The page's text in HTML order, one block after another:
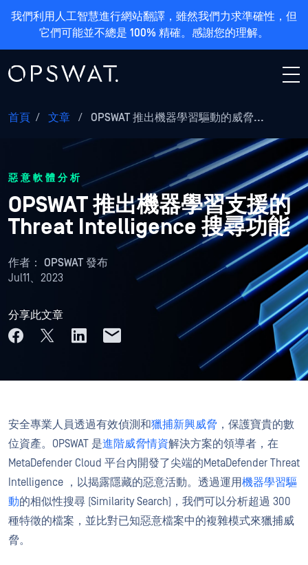
我們利用人工智慧進行網站翻譯，雖然我們力求準確性，但
它們可能並不總是 100% 精確。感謝您的理解。
首頁 / 文章 / OPSWAT 推出機器學習驅動的威脅...
惡意軟體分析
OPSWAT 推出機器學習支援的
Threat Intelligence 搜尋功能
作者： OPSWAT 發布
Jul11、2023
分享此文章
安全專業人員透過有效偵測和獵捕新興威脅 ，保護寶貴的數
位資產。OPSWAT 是進階威脅情資解決方案的領導者，在
MetaDefender Cloud 平台內開發了尖端的MetaDefender Threat
Intelligence ，以揭露隱藏的惡意活動。透過運用機器學習驅
動的相似性搜尋 (Similarity Search)，我們可以分析超過 300
種特徵的檔案，並比對已知惡意檔案中的複雜模式來獵捕威
脅。